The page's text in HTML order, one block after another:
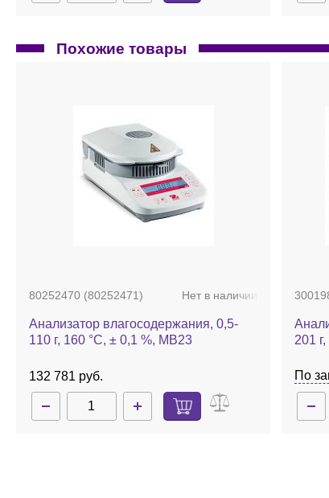
Похожие товары
80252470 (80252471) Нет в наличии
Анализатор влагосодержания, 0,5-
110 г, 160 °С, ± 0,1 %, MB23
132 781 руб.
201
По